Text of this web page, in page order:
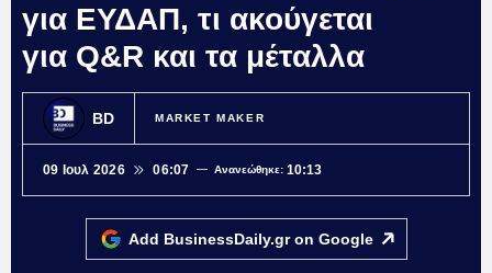
για ΕΥΔΑΠ, τι ακούγεται
για Q&R και τα μέταλλα
BD MARKET MAKER
09 Ιουλ 2026 06:07 Ανανεώθηκε:10:13
Add BusinessDaily.gr on Google